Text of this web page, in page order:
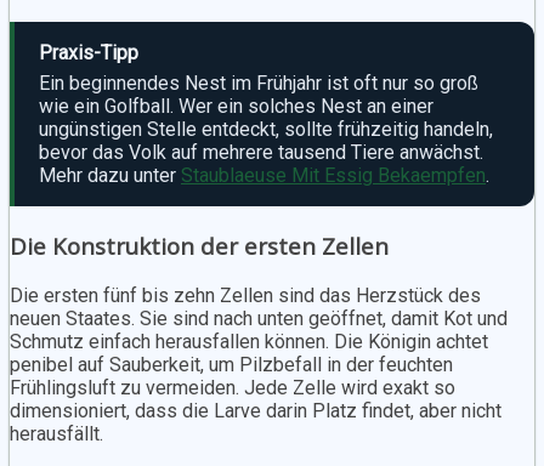
Praxis-Tipp
Ein beginnendes Nest im Frühjahr ist oft nur so groß
wie ein Golfball. Wer ein solches Nest an einer
ungünstigen Stelle entdeckt, sollte frühzeitig handeln,
bevor das Volk auf mehrere tausend Tiere anwächst.
Mehr dazu unter Staublaeuse Mit Essig Bekaempfen.
Die Konstruktion der ersten Zellen
Die ersten fünf bis zehn Zellen sind das Herzstück des
neuen Staates. Sie sind nach unten geöffnet, damit Kot und
Schmutz einfach herausfallen können. Die Königin achtet
penibel auf Sauberkeit, um Pilzbefall in der feuchten
Frühlingsluft zu vermeiden. Jede Zelle wird exakt so
dimensioniert, dass die Larve darin Platz findet, aber nicht
herausfällt.